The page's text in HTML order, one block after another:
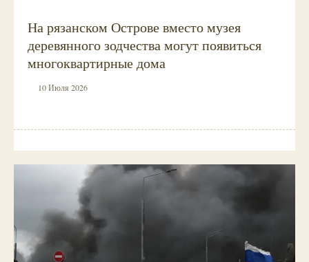
На рязанском Острове вместо музея
деревянного зодчества могут появиться
многоквартирные дома
10 Июля 2026